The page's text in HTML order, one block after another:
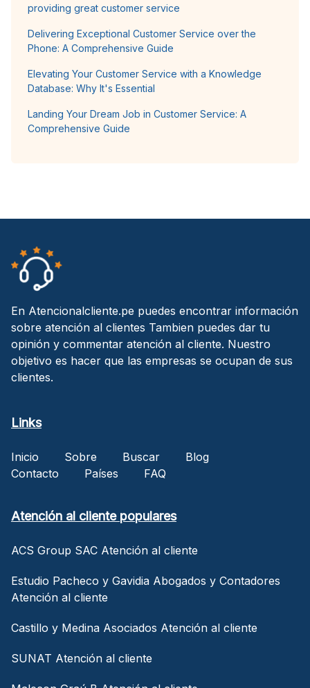
providing great customer service
Delivering Exceptional Customer Service over the
Phone: A Comprehensive Guide
Elevating Your Customer Service with a Knowledge
Database: Why It's Essential
Landing Your Dream Job in Customer Service: A
Comprehensive Guide
En Atencionalcliente.pe puedes encontrar información
sobre atención al clientes Tambien puedes dar tu
opinión y commentar atención al cliente. Nuestro
objetivo es hacer que las empresas se ocupan de sus
clientes.
Links
Inicio Sobre Buscar
Blog
Contacto
Países FAQ
Atención al cliente populares
ACS Group SAC Atención al cliente
Estudio Pacheco y Gavidia Abogados y Contadores
Atención al cliente
Castillo y Medina Asociados Atención al cliente
SUNAT Atención al cliente